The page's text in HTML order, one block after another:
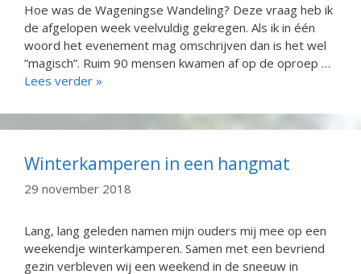
Hoe was de Wageningse Wandeling? Deze vraag heb ik
de afgelopen week veelvuldig gekregen. Als ik in één
woord het evenement mag omschrijven dan is het wel
”magisch”. Ruim 90 mensen kwamen af op de oproep …
Lees verder »
Winterkamperen in een hangmat
29 november 2018
Lang, lang geleden namen mijn ouders mij mee op een
weekendje winterkamperen. Samen met een bevriend
gezin verbleven wij een weekend in de sneeuw in